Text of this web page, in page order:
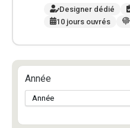
Designer dédié
10 jours ouvrés
Année